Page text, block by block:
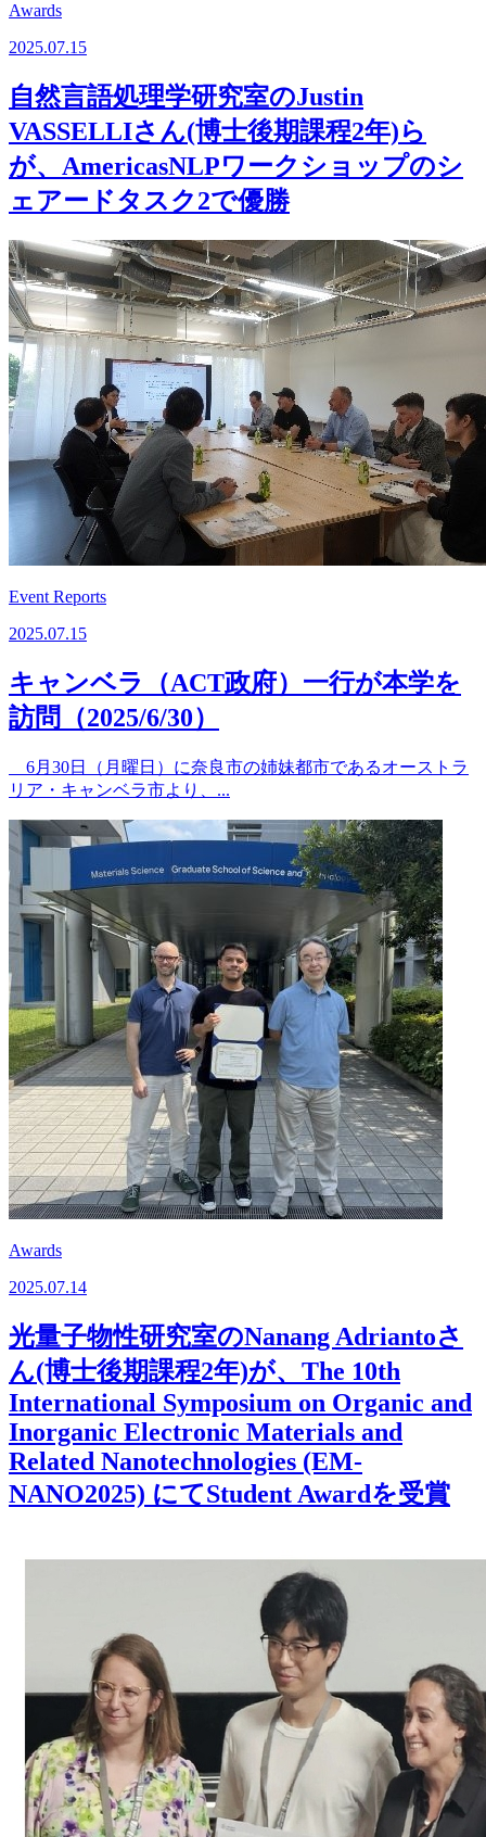
Awards
2025.07.15
自然言語処理学研究室のJustin
VASSELLIさん(博士後期課程2年)ら
が、AmericasNLPワークショップのシ
ェアードタスク2で優勝
Event Reports
2025.07.15
キャンベラ（ACT政府）一行が本学を
訪問（2025/6/30）
6月30日（月曜日）に奈良市の姉妹都市であるオーストラ
リア・キャンベラ市より、...
Awards
2025.07.14
光量子物性研究室のNanang Adriantoさ
ん(博士後期課程2年)が、The 10th
International Symposium on Organic and
Inorganic Electronic Materials and
Related Nanotechnologies (EM-
NANO2025) にてStudent Awardを受賞